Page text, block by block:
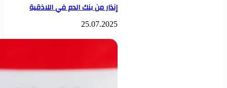
إنذار من بنك الدم في اللاذقية
25.07.2025